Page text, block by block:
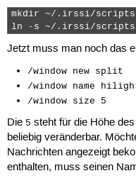
mkdir ~/.irssi/
ln -s ~/.irssi/
Jetzt muss man noch das
/window new split
/window name
/window size 5
Die 5 steht für die Höhe
beliebig veränderbar.
Nachrichten angezeigt
enthalten, muss seinen